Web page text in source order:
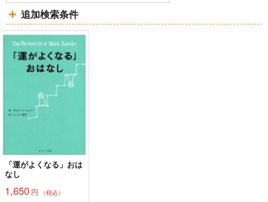
ム
ム
ム
追加検索条件
「運がよくなる」おは
なし
1,650 円 （税込）